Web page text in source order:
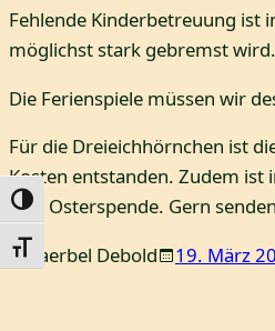
Umschalten auf hohe Kontraste
Schrift vergrößern
Fehlende Kinderbetreuung ist
möglichst stark gebremst
Die Ferienspiele müssen wir
Für die Dreieichhörnchen ist
Kosten entstanden. Zudem ist
jede Osterspende. Gern
Baerbel Debold
19. März